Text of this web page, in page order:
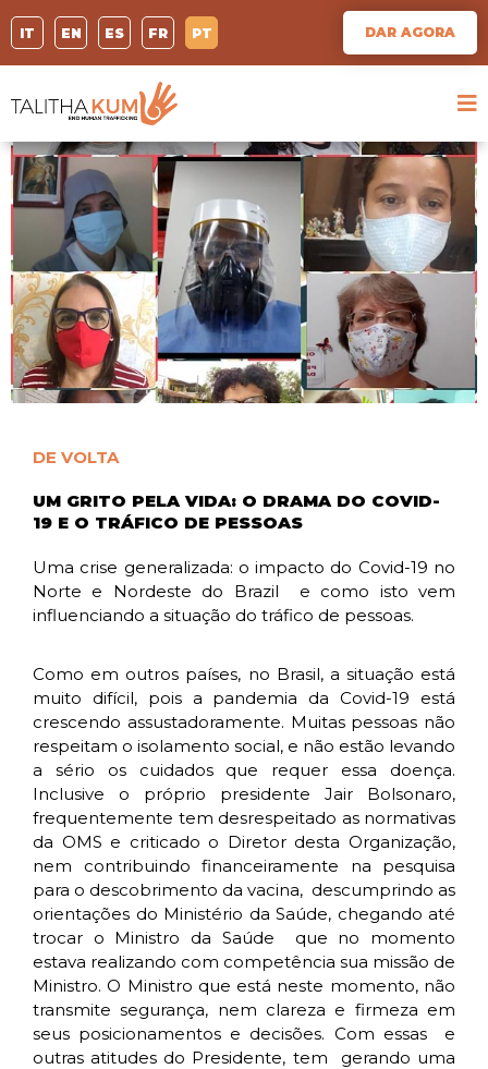
IT EN ES FR PT DAR AGORA
DE VOLTA
UM GRITO PELA VIDA: O DRAMA DO COVID-
19 E O TRÁFICO DE PESSOAS
Uma crise generalizada: o impacto do Covid-19 no
Norte e Nordeste do Brazil e como isto vem
influenciando a situação do tráfico de pessoas.
Como em outros países, no Brasil, a situação está
muito difícil, pois a pandemia da Covid-19 está
crescendo assustadoramente. Muitas pessoas não
respeitam o isolamento social, e não estão levando
a sério os cuidados que requer essa doença.
Inclusive o próprio presidente Jair Bolsonaro,
frequentemente tem desrespeitado as normativas
da OMS e criticado o Diretor desta Organização,
nem contribuindo financeiramente na pesquisa
para o descobrimento da vacina, descumprindo as
orientações do Ministério da Saúde, chegando até
trocar o Ministro da Saúde que no momento
estava realizando com competência sua missão de
Ministro. O Ministro que está neste momento, não
transmite segurança, nem clareza e firmeza em
seus posicionamentos e decisões. Com essas e
outras atitudes do Presidente, tem gerando uma